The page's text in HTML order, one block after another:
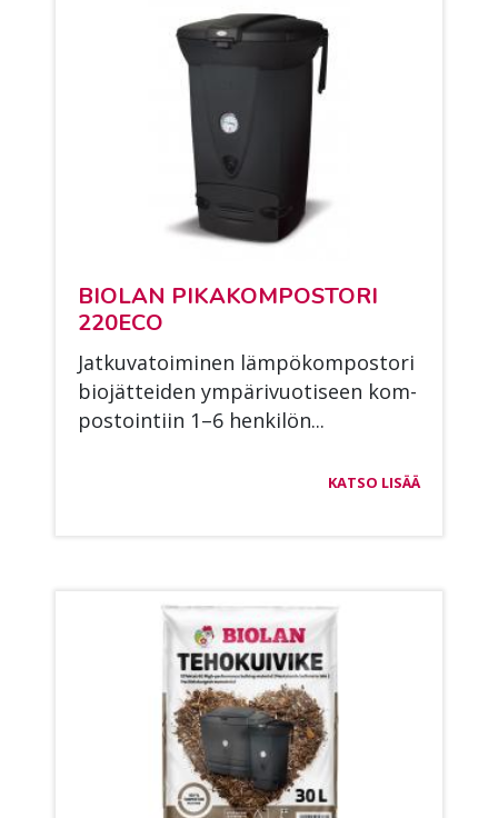
BIO­LAN PI­KA­KOM­POS­TO­RI
220ECO
Jat­ku­va­toi­mi­nen läm­pö­kom­pos­to­ri
bio­jät­tei­den ym­pä­ri­vuo­ti­seen kom­
pos­toin­tiin 1–6 hen­ki­lön...
KATSO LISÄÄ